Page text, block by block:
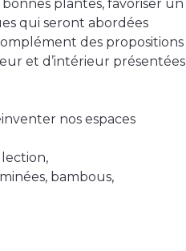
plantes, favoriser un
qui seront abordées
des propositions
et d’intérieur présentées
nos espaces
bambous,